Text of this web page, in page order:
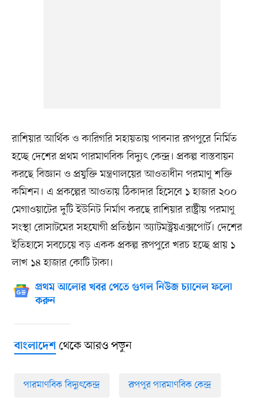
রাশিয়ার আর্থিক ও কারিগরি সহায়তায় পাবনার রূপপুরে নির্মিত
হচ্ছে দেশের প্রথম পারমাণবিক বিদ্যুৎ কেন্দ্র। প্রকল্প বাস্তবায়ন
করছে বিজ্ঞান ও প্রযুক্তি মন্ত্রণালয়ের আওতাধীন পরমাণু শক্তি
কমিশন। এ প্রকল্পের আওতায় ঠিকাদার হিসেবে ১ হাজার ২০০
মেগাওয়াটের দুটি ইউনিট নির্মাণ করছে রাশিয়ার রাষ্ট্রীয় পরমাণু
সংস্থা রোসাটমের সহযোগী প্রতিষ্ঠান অ্যাটমস্ট্রয়এক্সপোর্ট। দেশের
ইতিহাসে সবচেয়ে বড় একক প্রকল্প রূপপুরে খরচ হচ্ছে প্রায় ১
লাখ ১৪ হাজার কোটি টাকা।
প্রথম আলোর খবর পেতে গুগল নিউজ চ্যানেল ফলো
করুন
বাংলাদেশথেকে আরও পড়ুন
পারমাণবিক বিদ্যুৎকেন্দ্র রূপপুর পারমাণবিক কেন্দ্র